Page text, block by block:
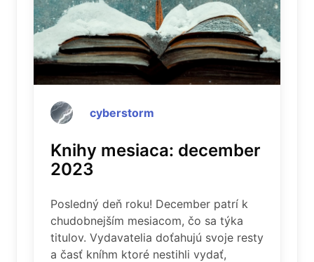
cyberstorm
Knihy mesiaca: december
2023
Posledný deň roku! December patrí k
chudobnejším mesiacom, čo sa týka
titulov. Vydavatelia doťahujú svoje resty
a časť kníhm ktoré nestihli vydať,